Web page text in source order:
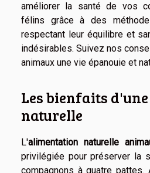
améliorer la santé de vos
félins grâce à des
respectant leur équilibre et
indésirables. Suivez nos
animaux une vie épanouie et
Les bienfaits
naturelle
L'alimentation naturelle
privilégiée pour préserver la
compagnons à quatre